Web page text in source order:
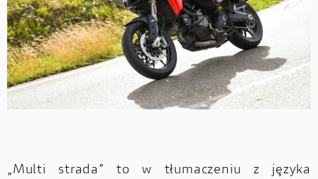
„Multi strada” to w tłumaczeniu z języka